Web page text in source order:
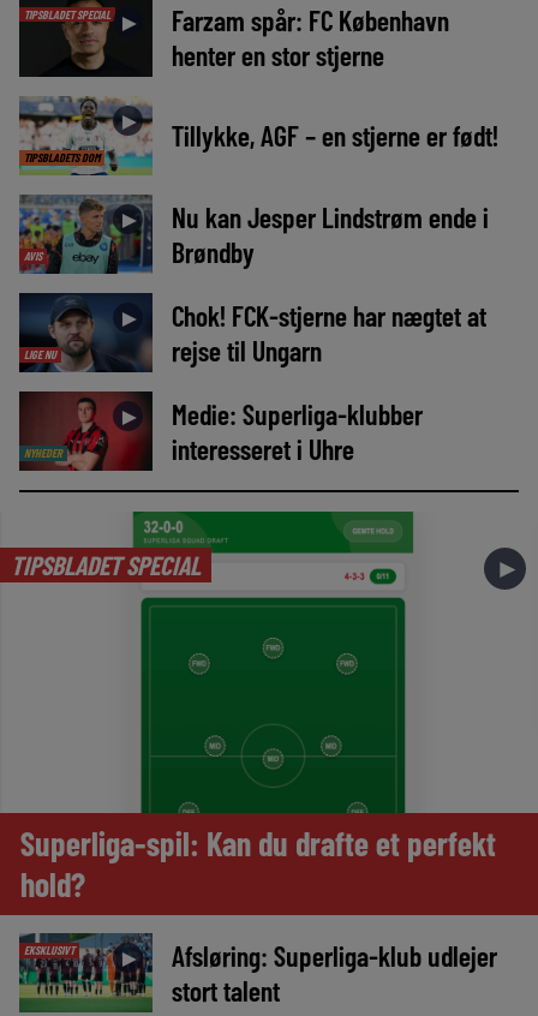
TIPSBLADET SPECIAL ►
Farzam spår: FC København
henter en stor stjerne
TIPSBLADETS DOM
► Tillykke, AGF – en stjerne er født!
AVIS
►
Nu kan Jesper Lindstrøm ende i
Brøndby
LIGE NU
►
Chok! FCK-stjerne har nægtet at
rejse til Ungarn
NYHEDER
►
Medie: Superliga-klubber
interesseret i Uhre
TIPSBLADET SPECIAL ►
Superliga-spil: Kan du drafte et perfekt
hold?
EKSKLUSIVT ►
Afsløring: Superliga-klub udlejer
stort talent